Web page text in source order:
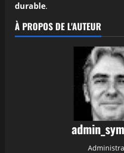
durable.
À PROPOS DE L'AUTEUR